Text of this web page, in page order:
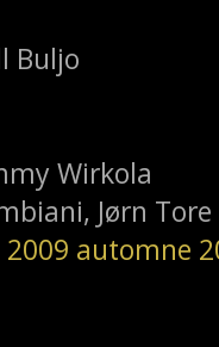
Buljo
Wirkola
Jørn
2009 automne